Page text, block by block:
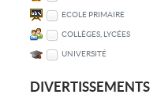
ECOLE PRIMAIRE
COLLÈGES, LYCÉES
UNIVERSITÉ
DIVERTISSEMENTS